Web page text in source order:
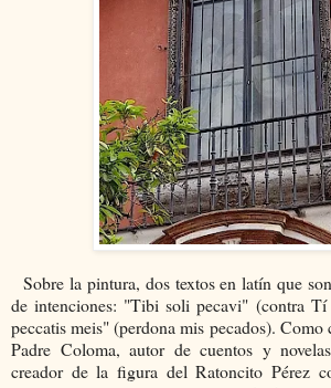
Sobre la pintura, dos textos en latín que
de intenciones: "Tibi soli pecavi" (contra
peccatis meis" (perdona mis pecados).
Padre Coloma, autor de cuentos y
creador de la figura del Ratoncito Pérez